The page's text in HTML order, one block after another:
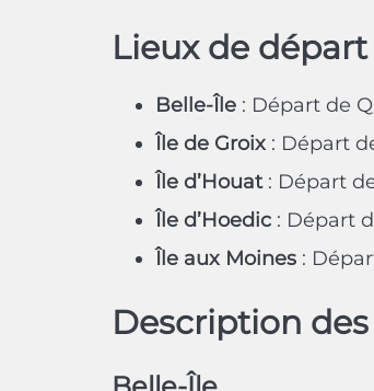
Lieux de
Belle-Île : Départ de
Île de Groix : Départ
Île d’Houat: Départ
Île d’Hoedic : Départ
Île aux Moines :
Description